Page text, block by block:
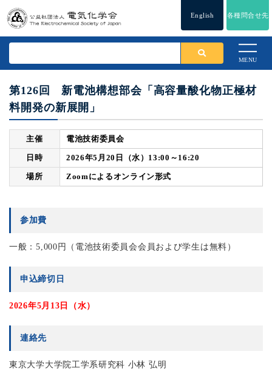
English 各種問合せ先
MENU
第126回 新電池構想部会「高容量酸化物正極材
料開発の新展開」
主催 電池技術委員会
日時 2026年5月20日（水）13:00～16:20
場所 Zoomによるオンライン形式
参加費
一般：5,000円（電池技術委員会会員および学生は無料）
申込締切日
2026年5月13日（水）
連絡先
東京大学大学院工学系研究科 小林 弘明